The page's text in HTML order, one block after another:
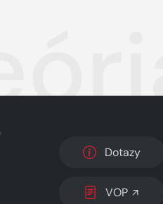
REŽIM
Dotazy
VOP